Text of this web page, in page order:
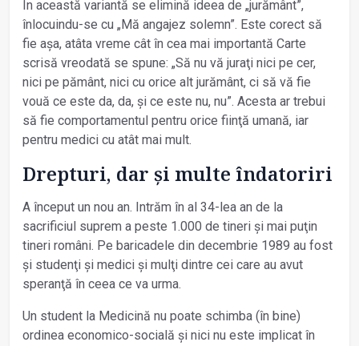
În această variantă se elimină ideea de „jurământ”,
înlocuindu-se cu „Mă angajez solemn”. Este corect să
fie așa, atâta vreme cât în cea mai importantă Carte
scrisă vreodată se spune: „Să nu vă juraţi nici pe cer,
nici pe pământ, nici cu orice alt jurământ, ci să vă fie
vouă ce este da, da, şi ce este nu, nu”. Acesta ar trebui
să fie comportamentul pentru orice fiinţă umană, iar
pentru medici cu atât mai mult.
Drepturi, dar și multe îndatoriri
A început un nou an. Intrăm în al 34-lea an de la
sacrificiul suprem a peste 1.000 de tineri și mai puţin
tineri români. Pe baricadele din decembrie 1989 au fost
și studenţi și medici și mulţi dintre cei care au avut
speranţă în ceea ce va urma.
Un student la Medicină nu poate schimba (în bine)
ordinea economico-socială și nici nu este implicat în